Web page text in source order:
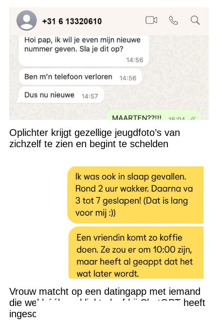
Oplichter krijgt gezellige jeugdfoto’s van
zichzelf te zien en begint te schelden
Vrouw matcht op een datingapp met iemand
die wel héél erg klinkt alsof hij ChatGPT heeft
ingeschakeld